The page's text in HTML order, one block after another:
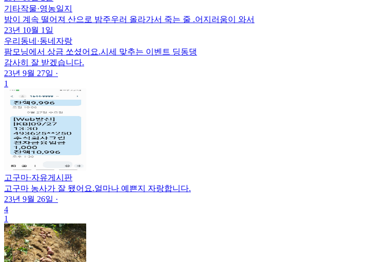
기타작물·영농일지
밤이 계속 떨어져 산으로 밤주우러 올라가서 죽는 줄 .어지러움이 와서
23년 10월 1일
우리동네 ·동네자랑
팜모닝에서 상금 쏘셨어요.시세 맞추는 이벤트 딩동댕
감사히 잘 받겠습니다.
23년 9월 27일 ·
1
고구마·자유게시판
고구마 농사가 잘 됐어요.얼마나 예쁜지 자랑합니다.
23년 9월 26일 ·
4
1